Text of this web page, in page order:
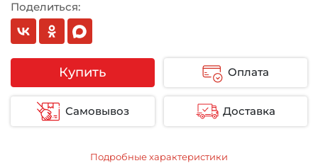
Поделиться:
Купить Оплата
Самовывоз Доставка
Подробные характеристики